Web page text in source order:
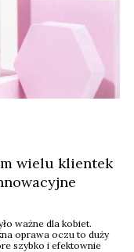
wielu klientek
ważne dla kobiet.
oprawa oczu to duży
szybko i efektownie